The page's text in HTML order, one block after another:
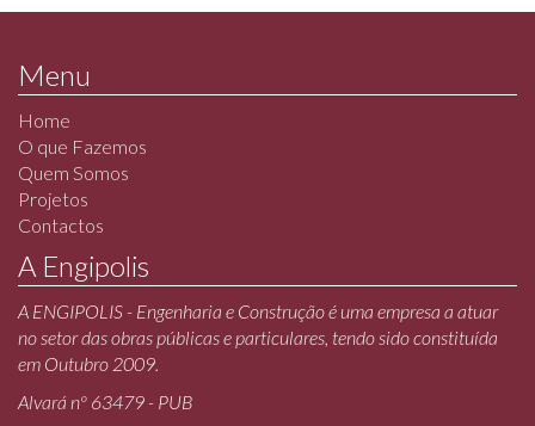
Menu
Home
O que Fazemos
Quem Somos
Projetos
Contactos
A Engipolis
A ENGIPOLIS - Engenharia e Construção é uma empresa a atuar
no setor das obras públicas e particulares, tendo sido constituída
em Outubro 2009.
Alvará nº 63479 - PUB